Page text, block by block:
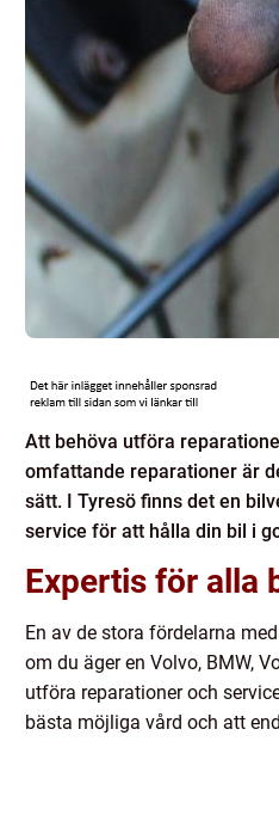
Att behöva utföra
omfattande reparationer är
sätt. I Tyresö finns det en
service för att hålla din bil i
Expertis för alla
En av de stora fördelarna
om du äger en Volvo, BMW,
utföra reparationer och
bästa möjliga vård och att